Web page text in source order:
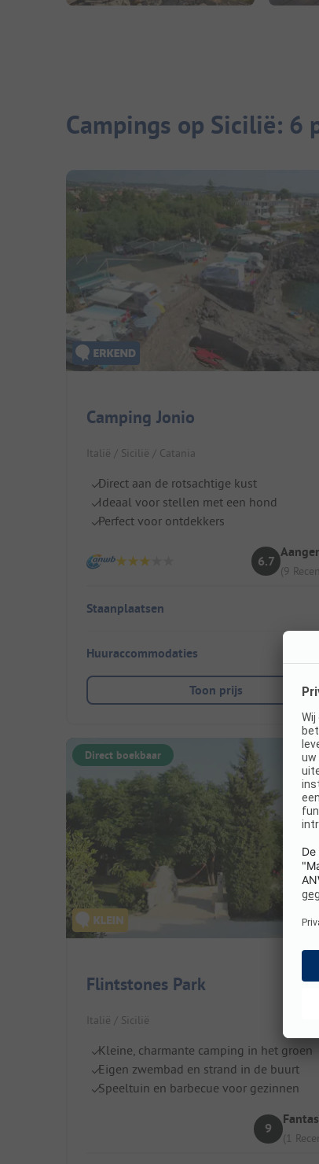
Campings op Sicilië: 6
Camping Jonio
Italië / Sicilië / Catania
Direct aan de rotsachtige kust
Ideaal voor stellen met een hond
Perfect voor ontdekkers
6.7
(9
Staanplaatsen
Huuraccommodaties
Toon prijs
Direct boekbaar
Flintstones Park
Italië / Sicilië
Kleine, charmante camping in het groen
Eigen zwembad en strand in de buurt
Speeltuin en barbecue voor gezinnen
9
(1